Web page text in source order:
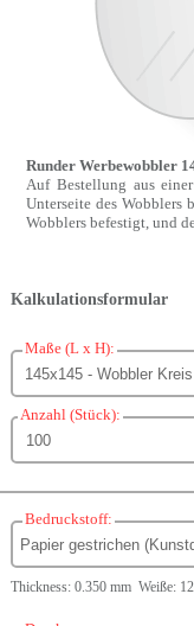
Runder Werbewobbler
Auf Bestellung aus
Unterseite des Wobblers
Wobblers befestigt, und
Kalkulationsformular
Maße (L x H):
Anzahl (Stück):
Bedruckstoff:
Thickness: 0.350 mm Weiße: